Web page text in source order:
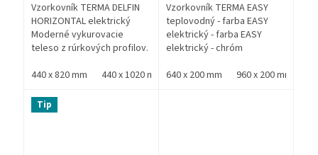
Vzorkovník TERMA DELFIN
HORIZONTAL elektrický
Moderné vykurovacie
teleso z rúrkových profilov.
tradičných vykurovacích
záruka...
440 x 820 mm 440 x 1020 mm 440 x 1220 mm 540 x 820 mm
Vzorkovník TERMA EASY
teplovodný - farba EASY
elektrický - farba EASY
elektrický - chróm
dizajn, ktorý očarí aj
640 x 200 mm 960 x 200 mm
Tip